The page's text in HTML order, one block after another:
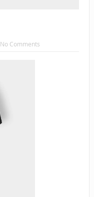
No Comments